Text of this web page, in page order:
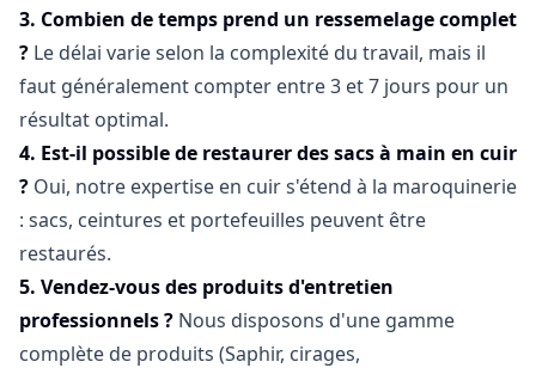
3. Combien de temps prend un ressemelage complet
? Le délai varie selon la complexité du travail, mais il
faut généralement compter entre 3 et 7 jours pour un
résultat optimal.
4. Est-il possible de restaurer des sacs à main en cuir
? Oui, notre expertise en cuir s'étend à la maroquinerie
: sacs, ceintures et portefeuilles peuvent être
restaurés.
5. Vendez-vous des produits d'entretien
professionnels ? Nous disposons d'une gamme
complète de produits (Saphir, cirages,